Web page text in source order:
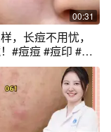
00:31
，长痘不用忧，
#痘痘 #痘印 #科
凝胶 #壬二酸